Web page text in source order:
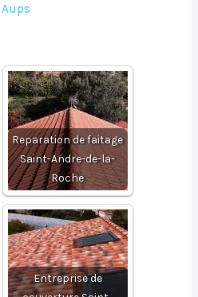
Reparation de faitage
Saint-Andre-de-la-
Roche
Entreprise de